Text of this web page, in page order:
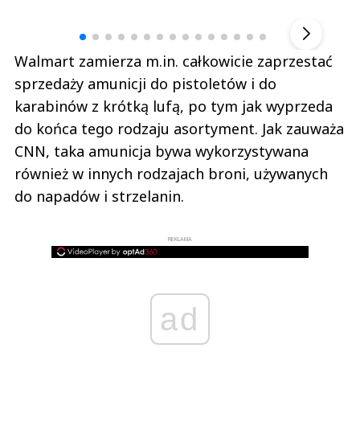
Walmart zamierza m.in. całkowicie zaprzestać
sprzedaży amunicji do pistoletów i do
karabinów z krótką lufą, po tym jak wyprzeda
do końca tego rodzaju asortyment. Jak zauważa
CNN, taka amunicja bywa wykorzystywana
również w innych rodzajach broni, używanych
do napadów i strzelanin.
REKLAMA
ad